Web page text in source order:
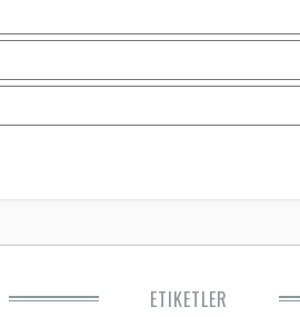
ETIKETLER